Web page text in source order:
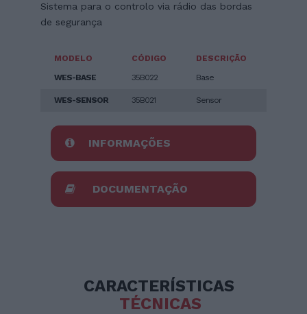
Sistema para o controlo via rádio das bordas
de segurança
MODELO CÓDIGO
DESCRIÇÃO
WES-BASE
35B022 Base
WES-SENSOR 35B021 Sensor
INFORMAÇÕES
DOCUMENTAÇÃO
CARACTERÍSTICAS
TÉCNICAS